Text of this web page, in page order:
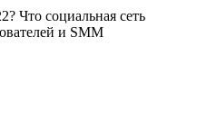
Что социальная сеть
и SMM